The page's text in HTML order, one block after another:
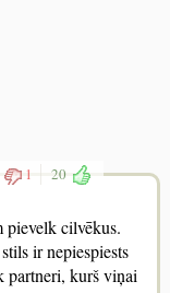
1 20
pievelk cilvēkus.
ir nepiespiests
partneri, kurš viņai